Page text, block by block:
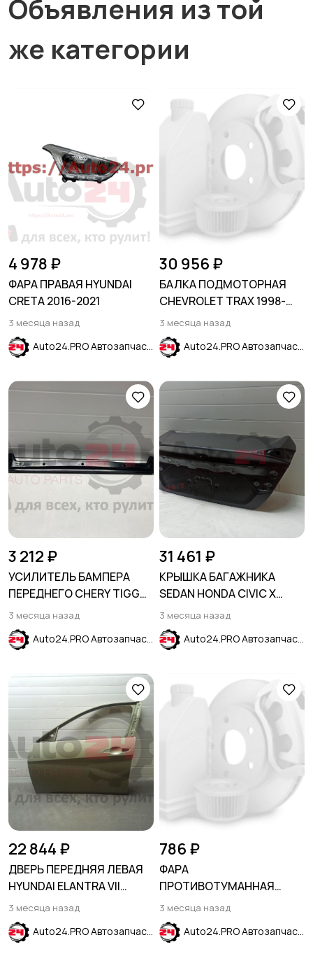
Объявления из той
же категории
4 978 ₽
ФАРА ПРАВАЯ HYUNDAI
CRETA 2016-2021
3 месяца назад
Auto24.PRO Автозапчасти
30 956 ₽
БАЛКА ПОДМОТОРНАЯ
CHEVROLET TRAX 1998-
2004
3 месяца назад
Auto24.PRO Автозапчасти
3 212 ₽
УСИЛИТЕЛЬ БАМПЕРА
ПЕРЕДНЕГО CHERY TIGGO
T11 FL 2011-2016
3 месяца назад
Auto24.PRO Автозапчасти
31 461 ₽
КРЫШКА БАГАЖНИКА
SEDAN HONDA CIVIC X
2015-2021
3 месяца назад
Auto24.PRO Автозапчасти
22 844 ₽
ДВЕРЬ ПЕРЕДНЯЯ ЛЕВАЯ
HYUNDAI ELANTRA VII
(CN7) 2020-
3 месяца назад
Auto24.PRO Автозапчасти
786 ₽
ФАРА
ПРОТИВОТУМАННАЯ
ЛЕВАЯ KIA CERATO / FORTE
2009-2013
3 месяца назад
Auto24.PRO Автозапчасти